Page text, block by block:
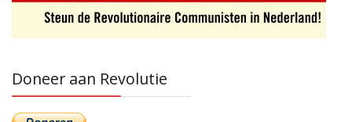
Doneer aan Revolutie